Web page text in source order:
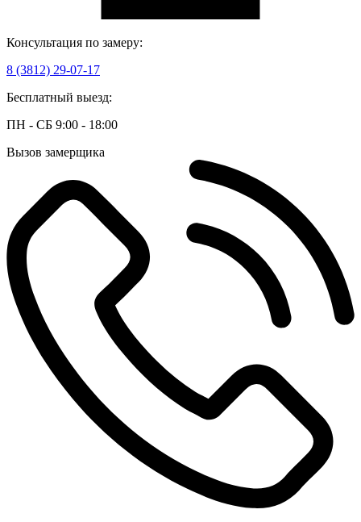
Консультация по замеру:
8 (3812) 29-07-17
Бесплатный выезд:
ПН - СБ 9:00 - 18:00
Вызов замерщика